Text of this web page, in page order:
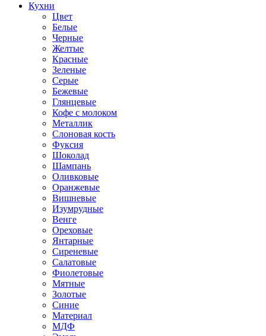
Кухни
Цвет
Белые
Черные
Желтые
Красные
Зеленые
Серые
Бежевые
Глянцевые
Кофе с молоком
Металлик
Слоновая кость
Фуксия
Шоколад
Шампань
Оливковые
Оранжевые
Вишневые
Изумрудные
Венге
Ореховые
Янтарные
Сиреневые
Салатовые
Фиолетовые
Мятные
Золотые
Синие
Материал
МДФ